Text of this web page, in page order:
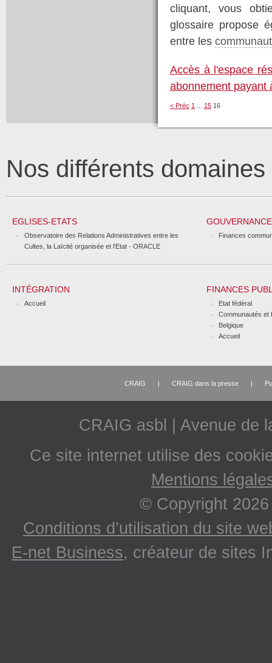
cliquant, vous
glossaire propose
entre les
Accès à l'espace
abonnement payant
< Préc 1 15 16
Nos différents
EGLISES-ETATS
Observatoire des Relations Administratives entre les
Cultes, la Laïcité organisée et l'Etat - ORACLE
Finances
INTÉGRATION
Accueil
FINANCES
Etat fédéral
Communautés et
Belgique
Accueil
CRAIG | CRAIG dans la presse |
CRAIG asbl | Avenue de
Ce site internet utilise des
Mentions
© Copyright
Conditions d’utilisation du site
E-net Business, créateur de sites